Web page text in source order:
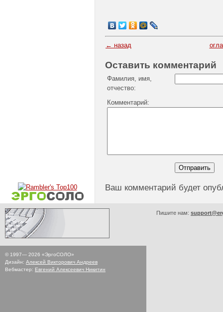
← назад
Оставить комментарий
Фамилия, имя,
отчество:
Комментарий:
Ваш комментарий будет
© 1997— 2026 «ЭргоСОЛО»
Дизайн: Алексей Викторович Андреев
Вебмастер: Евгений Алексеевич Никитин
Пишите нам: